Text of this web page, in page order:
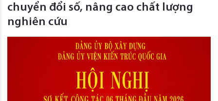
chuyển đổi số, nâng cao chất lượng
nghiên cứu